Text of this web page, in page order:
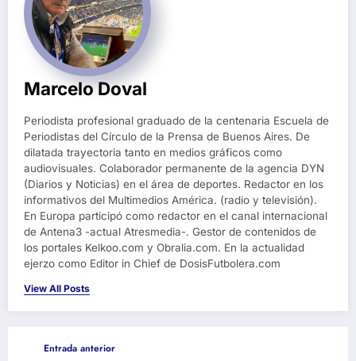
Marcelo Doval
Periodista profesional graduado de la centenaria Escuela de
Periodistas del Círculo de la Prensa de Buenos Aires. De
dilatada trayectoria tanto en medios gráficos como
audiovisuales. Colaborador permanente de la agencia DYN
(Diarios y Noticias) en el área de deportes. Redactor en los
informativos del Multimedios América. (radio y televisión).
En Europa participó como redactor en el canal internacional
de Antena3 -actual Atresmedia-. Gestor de contenidos de
los portales Kelkoo.com y Obralia.com. En la actualidad
ejerzo como Editor in Chief de DosisFutbolera.com
View All Posts
Entrada anterior